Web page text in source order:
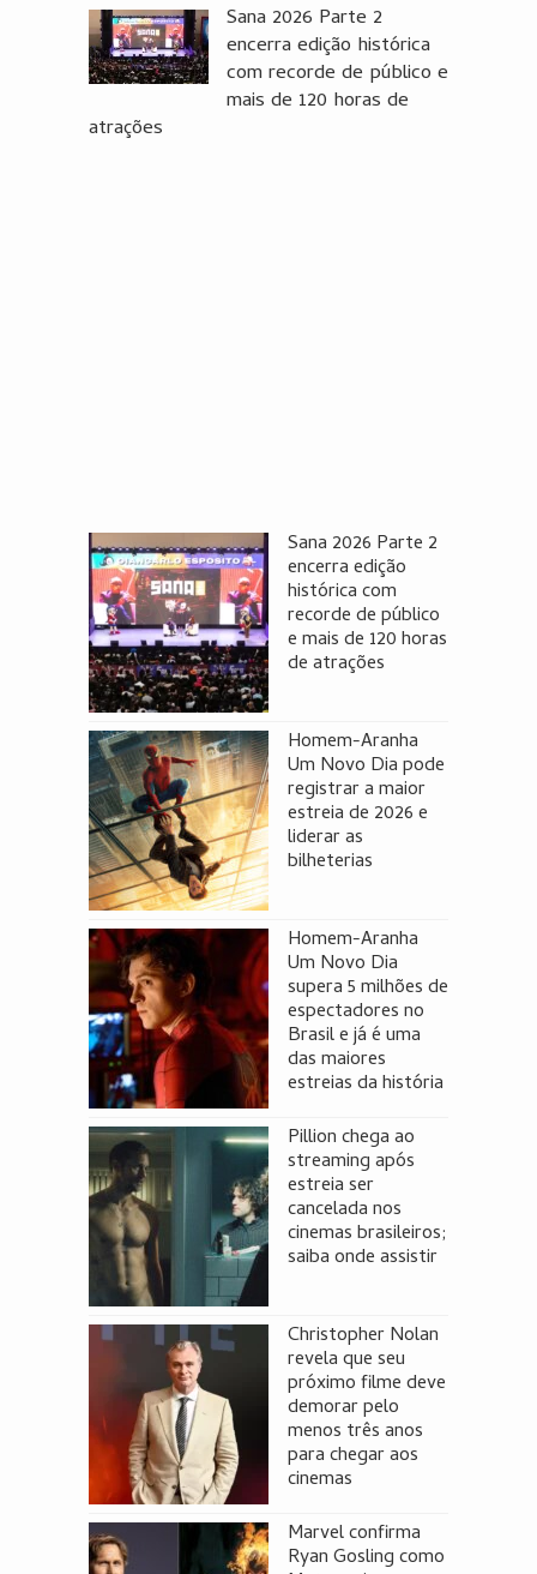
Sana 2026 Parte 2
encerra edição histórica
com recorde de público e
mais de 120 horas de
atrações
Sana 2026 Parte 2
encerra edição
histórica com
recorde de público
e mais de 120 horas
de atrações
Homem-Aranha
Um Novo Dia pode
registrar a maior
estreia de 2026 e
liderar as
bilheterias
Homem-Aranha
Um Novo Dia
supera 5 milhões de
espectadores no
Brasil e já é uma
das maiores
estreias da história
Pillion chega ao
streaming após
estreia ser
cancelada nos
cinemas brasileiros;
saiba onde assistir
Christopher Nolan
revela que seu
próximo filme deve
demorar pelo
menos três anos
para chegar aos
cinemas
Marvel confirma
Ryan Gosling como